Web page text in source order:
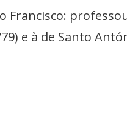
e à de Santo